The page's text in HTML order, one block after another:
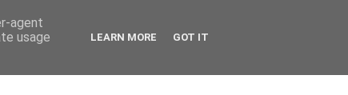
agent
usage
LEARN MORE GOT IT